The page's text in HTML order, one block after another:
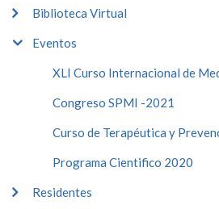
Biblioteca Virtual
Eventos
XLI Curso Internacional de
Congreso SPMI -2021
Curso de Terapéutica y
Programa Cientifico 2020
Residentes